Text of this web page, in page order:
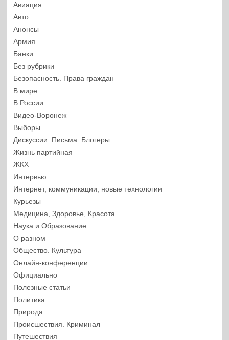
Авиация
Авто
Анонсы
Армия
Банки
Без рубрики
Безопасность. Права граждан
В мире
В России
Видео-Воронеж
Выборы
Дискуссии. Письма. Блогеры
Жизнь партийная
ЖКХ
Интервью
Интернет, коммуникации, новые технологии
Курьезы
Медицина, Здоровье, Красота
Наука и Образование
О разном
Общество. Культура
Онлайн-конференции
Официально
Полезные статьи
Политика
Природа
Происшествия. Криминал
Путешествия